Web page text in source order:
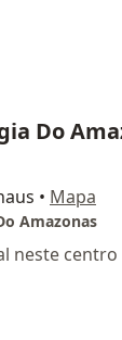
Do
• Mapa
Amazonas